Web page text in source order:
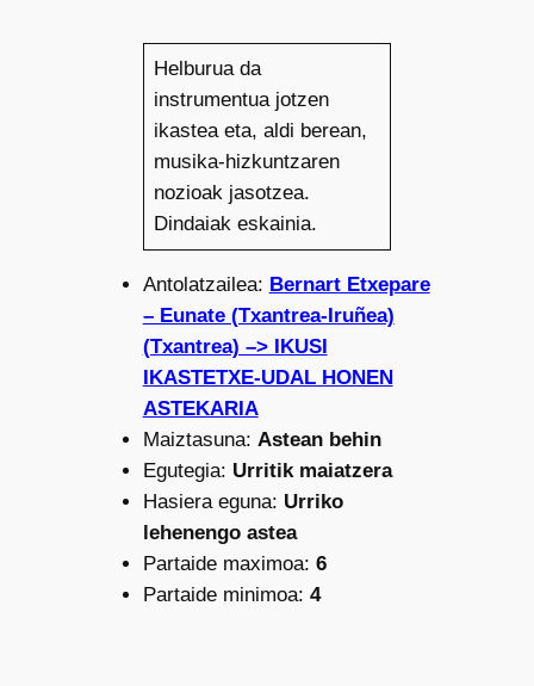
Helburua da
instrumentua jotzen
ikastea eta, aldi berean,
musika-hizkuntzaren
nozioak jasotzea.
Dindaiak eskainia.
Antolatzailea: Bernart Etxepare
– Eunate (Txantrea-Iruñea)
(Txantrea) –> IKUSI
IKASTETXE-UDAL HONEN
ASTEKARIA
Maiztasuna: Astean behin
Egutegia: Urritik maiatzera
Hasiera eguna: Urriko
lehenengo astea
Partaide maximoa: 6
Partaide minimoa: 4